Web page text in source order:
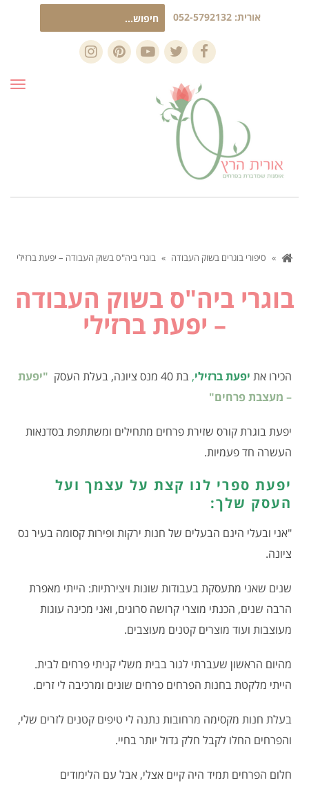
אורית: 052-5792132
עבור:
Facebook
Twitter
YouTube
Pinterest
Instagram
» סיפורי בוגרים בשוק העבודה » בוגרי ביה"ס בשוק העבודה – יפעת ברזילי
בוגרי ביה"ס בשוק העבודה
– יפעת ברזילי
הכירו את יפעת ברזילי, בת 40 מנס ציונה, בעלת העסק
"יפעת
– מעצבת פרחים"
יפעת בוגרת קורס שזירת פרחים מתחילים ומשתתפת בסדנאות
העשרה חד פעמיות.
יפעת ספרי לנו קצת על עצמך ועל
העסק שלך:
"אני ובעלי הינם הבעלים של חנות ירקות ופירות קסומה בעיר נס
ציונה.
שנים שאני מתעסקת בעבודות שונות ויצירתיות: הייתי מאפרת
הרבה שנים, הכנתי מוצרי קרושה סרוגים, ואני מכינה עוגות
מעוצבות ועוד מוצרים קטנים מעוצבים.
מהיום הראשון שעברתי לגור בבית משלי קניתי פרחים לבית.
הייתי מלקטת בחנות הפרחים פרחים שונים ומרכיבה לי זרים.
בעלת חנות מקסימה מרחובות נתנה לי טיפים קטנים לזרים שלי,
והפרחים החלו לקבל חלק גדול יותר בחיי.
חלום הפרחים תמיד היה קיים אצלי, אבל עם הלימודים